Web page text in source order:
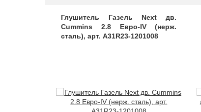
Глушитель Газель Next дв.
Cummins 2.8 Евро-IV (нерж.
сталь), арт. A31R23-1201008